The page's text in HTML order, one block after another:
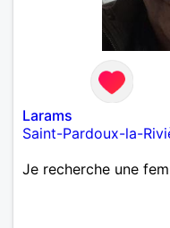
Larams
Saint-Pardoux-la-
Je recherche une